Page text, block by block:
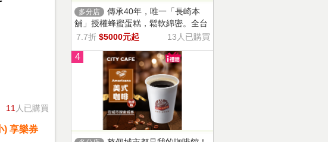
11 人已購買
) 享樂券
多分店
傳承40年，唯一「長崎本
舖」授權蜂蜜蛋糕，鬆軟綿密。全台
13家門市適用，自選商品，幸福烘焙
7.7折 $5000元起 13人已購買
4